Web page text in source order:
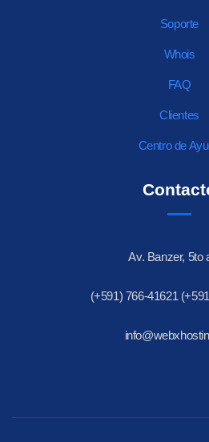
Soporte
Whois
FAQ
Clientes
Centro de
Av. Banzer, 5to
(+591) 766-41621